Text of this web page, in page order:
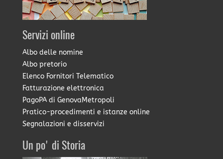
Servizi online
Albo delle nomine
Albo pretorio
Elenco Fornitori Telematico
Fatturazione elettronica
PagoPA di GenovaMetropoli
Pratico-procedimenti e istanze online
Segnalazioni e disservizi
Un po' di Storia